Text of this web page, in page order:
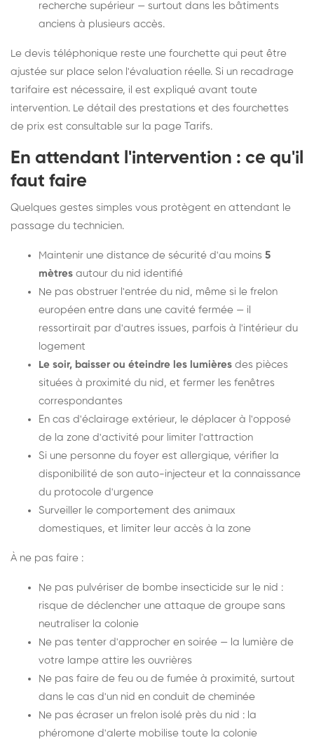
recherche supérieur — surtout dans les bâtiments
anciens à plusieurs accès.
Le devis téléphonique reste une fourchette qui peut être
ajustée sur place selon l'évaluation réelle. Si un recadrage
tarifaire est nécessaire, il est expliqué avant toute
intervention. Le détail des prestations et des fourchettes
de prix est consultable sur la page Tarifs.
En attendant l'intervention : ce qu'il
faut faire
Quelques gestes simples vous protègent en attendant le
passage du technicien.
Maintenir une distance de sécurité d'au moins 5
mètres autour du nid identifié
Ne pas obstruer l'entrée du nid, même si le frelon
européen entre dans une cavité fermée — il
ressortirait par d'autres issues, parfois à l'intérieur du
logement
Le soir, baisser ou éteindre les lumières des pièces
situées à proximité du nid, et fermer les fenêtres
correspondantes
En cas d'éclairage extérieur, le déplacer à l'opposé
de la zone d'activité pour limiter l'attraction
Si une personne du foyer est allergique, vérifier la
disponibilité de son auto-injecteur et la connaissance
du protocole d'urgence
Surveiller le comportement des animaux
domestiques, et limiter leur accès à la zone
À ne pas faire :
Ne pas pulvériser de bombe insecticide sur le nid :
risque de déclencher une attaque de groupe sans
neutraliser la colonie
Ne pas tenter d'approcher en soirée — la lumière de
votre lampe attire les ouvrières
Ne pas faire de feu ou de fumée à proximité, surtout
dans le cas d'un nid en conduit de cheminée
Ne pas écraser un frelon isolé près du nid : la
phéromone d'alerte mobilise toute la colonie